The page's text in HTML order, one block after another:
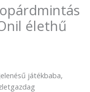
élethű
játékbaba,